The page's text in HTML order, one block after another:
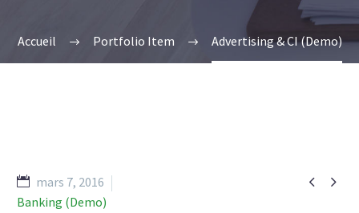
Accueil Portfolio Item Advertising & CI (Demo)
 
mars 7, 2016
Banking (Demo)